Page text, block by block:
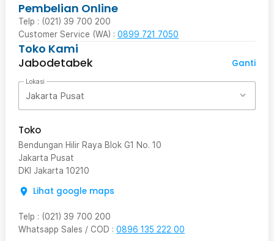
Pembelian Online
Telp : (021) 39 700 200
Customer Service (WA) : 0899 721 7050
Toko Kami
Jabodetabek
Ganti
Lokasi
Jakarta Pusat
Toko
Bendungan Hilir Raya Blok G1 No. 10
Jakarta Pusat
DKI Jakarta 10210
Lihat google maps
Telp : (021) 39 700 200
Whatsapp Sales / COD : 0896 135 222 00